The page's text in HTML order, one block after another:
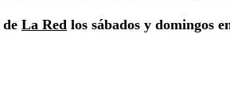
La Red los sábados y domingos